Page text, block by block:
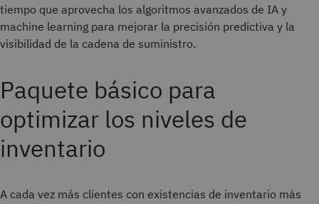
tiempo que aprovecha los algoritmos avanzados de IA y
machine learning para mejorar la precisión predictiva y la
visibilidad de la cadena de suministro.
Paquete básico para
optimizar los niveles de
inventario
A cada vez más clientes con existencias de inventario más